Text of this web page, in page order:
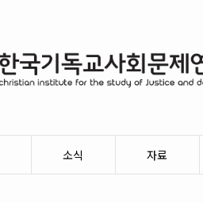
소식 자료